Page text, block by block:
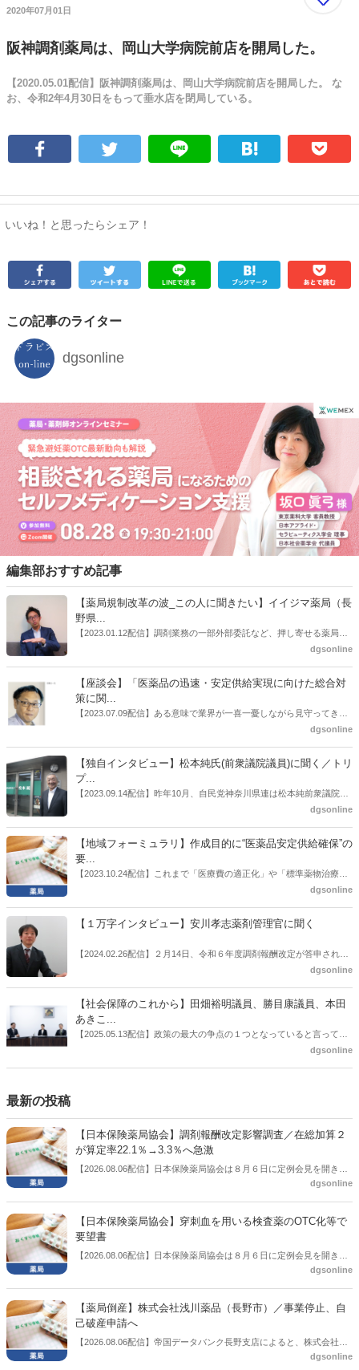
2020年07月01日
阪神調剤薬局は、岡山大学病院前店を開局した。
【2020.05.01配信】阪神調剤薬局は、岡山大学病院前店を開局した。 な
お、令和2年4月30日をもって垂水店を閉局している。
いいね！と思ったらシェア！
この記事のライター
dgsonline
編集部おすすめ記事
【薬局規制改革の波_この人に聞きたい】イイジマ薬局（長
野県...
【2023.01.12配信】調剤業務の一部外部委託など、押し寄せる薬局業
界への規制改革の波。この規制改革の波を薬局業界はどう受け止めた
はないだろうか。本紙ではこうした問題について、厚労省「薬局薬剤
師の業務及び薬局の機能に関するワーキンググループ」に参考人とし
ても出席していたイイジマ薬局（長野県上田市）開設者である飯島裕
dgsonline
【座談会】「医薬品の迅速・安定供給実現に向けた総合対
策に関...
【2023.07.09配信】ある意味で業界が一喜一憂しながら見守ってきた
厚労省「医薬品の迅速・安定供給実現に向けた総合対策に関する有識
書がとりまとめられた。ドラビズon-lineでは検討会を総括する目的で
厚労省医政局医薬産業振興・医療情報企画課長（医薬産業振興・医療
情報企画課セルフケア・セルフメディケーション推進室長併任）安藤
公一氏や青山学院大学名誉教授の三村優美子氏、 日本保険薬局協会医
dgsonline
【独自インタビュー】松本純氏(前衆議院議員)に聞く／トリ
プ...
【2023.09.14配信】昨年10月、自民党神奈川県連は松本純前衆議院議
員を「自民党神奈川1区」（横浜市中区・磯子区・金沢区）の支部長
候補の前提となるもの。薬剤師に関わる政策に広く・深く関わってき
た同氏の復活に向けた薬剤師業界の期待には熱いものがある。不透明
感の払拭できない医療・介護・障害者サービスのトリプル改定等へ
の、薬剤師業界の強い危機感の裏返しといってもいいだろう。本稿で
dgsonline
【地域フォーミュラリ】作成目的に“医薬品安定供給確保”の
要...
【2023.10.24配信】これまで「医療費の適正化」や「標準薬物治療の
推進」などが目的とされることが多かった地域フォーミュラリの作
た。医薬品の安定供給確保だ。10月22日に開かれた「日本フォーミュ
飯田市）は、会員薬局から安定供給確保への強い要望があったことを
受け、安定供給確保が見込めるPPI３成分について銘柄を含めて選定
dgsonline
【１万字インタビュー】安川孝志薬剤管理官に聞く
【2024.02.26配信】２月14日、令和６年度調剤報酬改定が答申され
た。本紙では、厚生労働省保険局医療課・薬剤管理官の安川孝志氏
dgsonline
【社会保障のこれから】田畑裕明議員、勝目康議員、本田
あきこ...
【2025.05.13配信】政策の最大の争点の１つとなっていると言っても
よいのが社会保障のこれからのあり方だ。特に与党では、政府関係者
dgsonline
最新の投稿
【日本保険薬局協会】調剤報酬改定影響調査／在総加算２
が算定率22.1％→3.3％へ急激
【2026.08.06配信】日本保険薬局協会は８月６日に定例会見を開き、
「令和８年度調剤報酬改定に係る保険薬局への影響」の調査結果を公
3.3％へ大きく低下した。
dgsonline
【日本保険薬局協会】穿刺血を用いる検査薬のOTC化等で
要望書
【2026.08.06配信】日本保険薬局協会は８月６日に定例会見を開き、
「穿刺血を用いる検査薬のOTC化等に関する要望書」を厚生労働省 医
dgsonline
【薬局倒産】株式会社浅川薬品（長野市）／事業停止、自
己破産申請へ
【2026.08.06配信】帝国データバンク長野支店によると、株式会社浅
川薬品（長野市）は7月31日に事業を停止し、自己破産申請の準備に
dgsonline